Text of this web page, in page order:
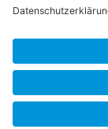
Themenwelt
Zertifikat
Geprüfter
© 2023